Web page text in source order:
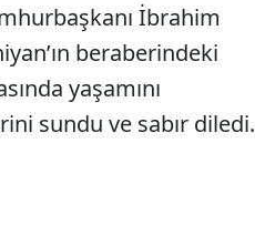
İbrahim
beraberindeki
yaşamını
sundu ve sabır diledi.